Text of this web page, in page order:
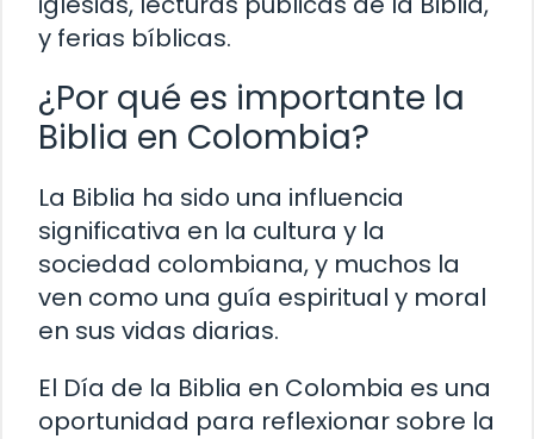
y ferias bíblicas.
¿Por qué es importante la
Biblia en Colombia?
La Biblia ha sido una influencia
significativa en la cultura y la
sociedad colombiana, y muchos la
ven como una guía espiritual y moral
en sus vidas diarias.
El Día de la Biblia en Colombia es una
oportunidad para reflexionar sobre la